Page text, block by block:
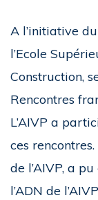
A l’initiative
l’Ecole
Construction,
Rencontres
L’AIVP a
ces
de l’AIVP, a
l’ADN de